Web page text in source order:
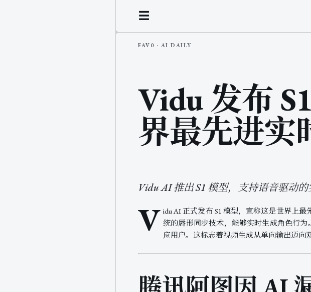
☰
Vidu 发布
界最先进实
Vidu AI 推出 S1 模型，支持语音驱动
V idu AI 正式发布 S1 模型，宣称这是世界上
统的唇形同步技术，能够实时生成角色行
应用户。这标志着视频生成从单向输出迈向